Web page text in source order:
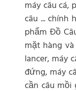
máy câu cá,
câu ... chính
phẩm Đồ
mặt hàng
lancer, máy
đứng, máy
cần câu mồi